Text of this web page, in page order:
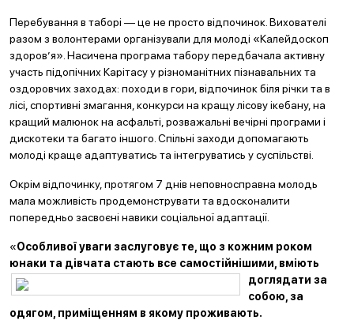
Перебування в таборі — це не просто відпочинок. Вихователі
разом з волонтерами організували для молоді «Калейдоскоп
здоров’я». Насичена програма табору передбачала активну
участь підопічних Карітасу у різноманітних пізнавальних та
оздоровчих заходах: походи в гори, відпочинок біля річки та в
лісі, спортивні змагання, конкурси на кращу лісову ікебану, на
кращий малюнок на асфальті, розважальні вечірні програми і
дискотеки та багато іншого. Спільні заходи допомагають
молоді краще адаптуватись та інтегруватись у суспільстві.
Окрім відпочинку, протягом 7 днів неповносправна молодь
мала можливість продемонструвати та вдосконалити
попередньо засвоєні навики соціальної адаптації.
«Особливої уваги заслуговує те, що з кожним роком
юнаки та дівчата стають все самостійнішими, вміють
доглядати за
собою, за
одягом, приміщенням в якому проживають.